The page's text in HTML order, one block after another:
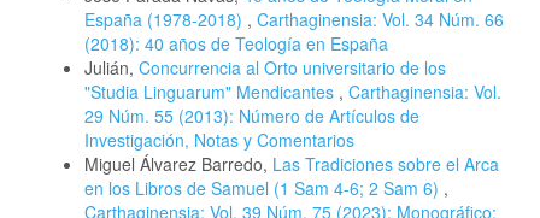
España (1978-2018) , Carthaginensia: Vol. 34 Núm. 66
(2018): 40 años de Teología en España
Julián, Concurrencia al Orto universitario de los
"Studia Linguarum" Mendicantes , Carthaginensia: Vol.
29 Núm. 55 (2013): Número de Artículos de
Investigación, Notas y Comentarios
Miguel Álvarez Barredo, Las Tradiciones sobre el Arca
en los Libros de Samuel (1 Sam 4-6; 2 Sam 6) ,
Carthaginensia: Vol. 39 Núm. 75 (2023): Monográfico: